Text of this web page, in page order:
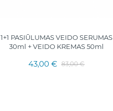
1+1 PASIŪLUMAS VEIDO SERUMAS
30ml + VEIDO KREMAS 50ml
43,00 € 83,00 €